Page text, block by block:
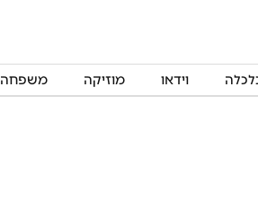
וידאו מוזיקה משפחה